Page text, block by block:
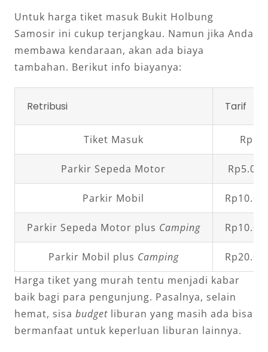
Untuk harga tiket masuk Bukit Holbung
Samosir ini cukup terjangkau. Namun jika Anda
membawa kendaraan, akan ada biaya
tambahan. Berikut info biayanya:
Retribusi Tarif
Tiket Masuk
Parkir Sepeda Motor
Parkir Mobil
Parkir Sepeda Motor plus Camping
Parkir Mobil plus Camping
Harga tiket yang murah tentu menjadi kabar
baik bagi para pengunjung. Pasalnya, selain
hemat, sisa budgetliburan yang masih ada bisa
bermanfaat untuk keperluan liburan lainnya.